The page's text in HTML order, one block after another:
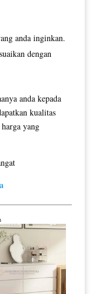
anda inginkan.
dengan
anda kepada
kualitas
yang